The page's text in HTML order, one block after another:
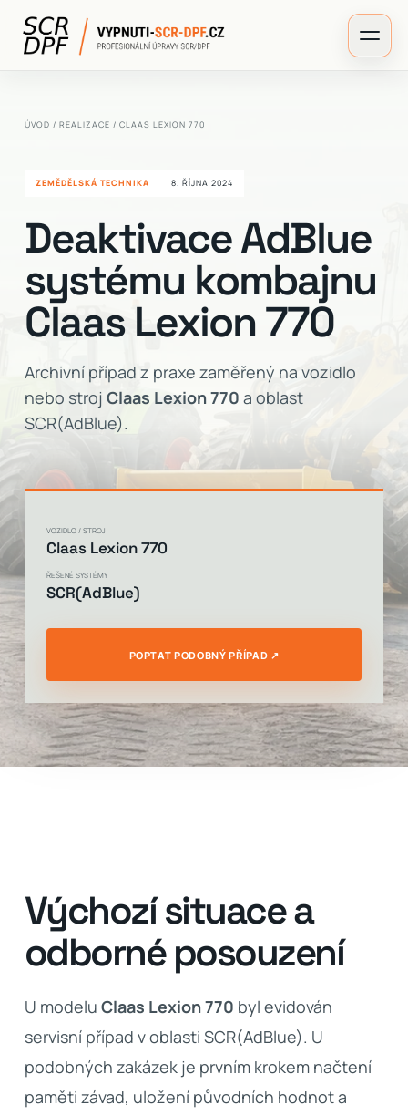
ÚVOD / REALIZACE / CLAAS LEXION 770
ZEMĚDĚLSKÁ TECHNIKA 8. ŘÍJNA 2024
Deaktivace AdBlue
systému kombajnu
Claas Lexion 770
Archivní případ z praxe zaměřený na vozidlo
nebo stroj Claas Lexion 770 a oblast
SCR(AdBlue).
VOZIDLO / STROJ
Claas Lexion 770
ŘEŠENÉ SYSTÉMY
SCR(AdBlue)
POPTAT PODOBNÝ PŘÍPAD ↗
Výchozí situace a
odborné posouzení
U modelu Claas Lexion 770 byl evidován
servisní případ v oblasti SCR(AdBlue). U
podobných zakázek je prvním krokem načtení
paměti závad, uložení původních hodnot a